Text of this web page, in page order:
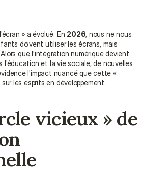
» a évolué. En 2026, nous ne nous
que l'intégration numérique devient
l'éducation et la vie sociale, de nouvelles
l'impact nuancé que cette «
les esprits en développement.
vicieux » de